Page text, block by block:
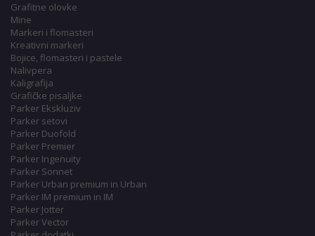
Grafitne olovke
Mine
Markeri i flomasteri
Kreativni markeri
Bojice, flomasteri i pastele
Nalivpera
Kaligrafija
Grafičke pisaljke
Parker Ekskluziv
Parker setovi
Parker Duofold
Parker Premier
Parker Ingenuity
Parker Sonnet
Parker Urban premium in Urban
Parker IM premium in IM
Parker Jotter
Parker Vector